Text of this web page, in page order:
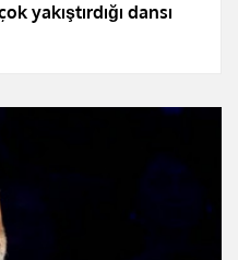
yakıştırdığı dansı